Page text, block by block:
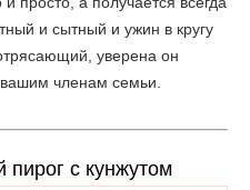
и сытный и ужин в кругу
уверена он
вашим членам семьи.
пирог с кунжутом